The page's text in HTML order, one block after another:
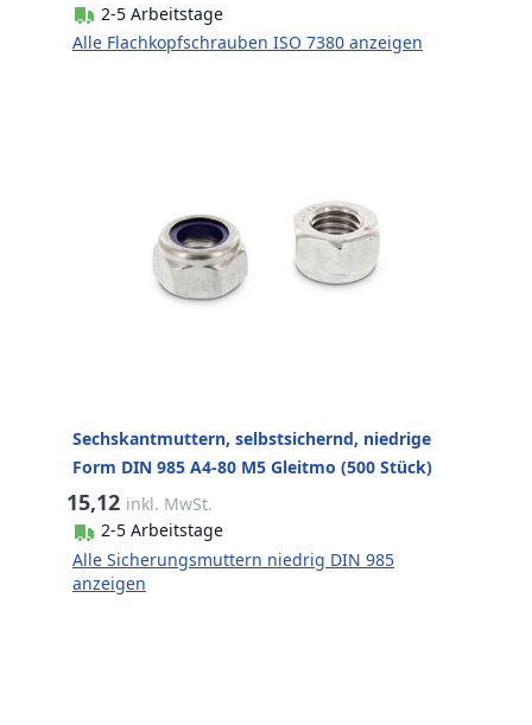
2-5 Arbeitstage
Alle Flachkopfschrauben ISO 7380 anzeigen
Sechskantmuttern, selbstsichernd, niedrige
Form DIN 985 A4-80 M5 Gleitmo (500 Stück)
15,12 inkl. MwSt.
2-5 Arbeitstage
Alle Sicherungsmuttern niedrig DIN 985
anzeigen